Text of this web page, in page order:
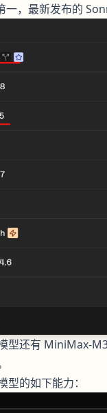
一，最新发布的
型还有 MiniMax-
的如下能力：